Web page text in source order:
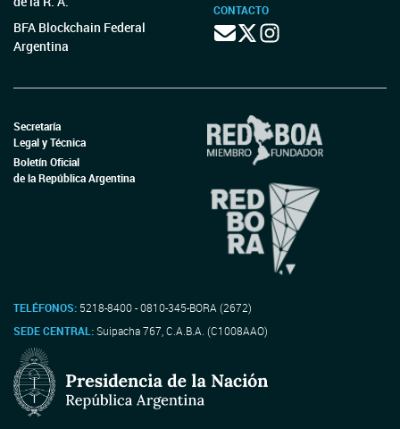
BFA Blockchain Federal
Argentina
CONTACTO
Secretaría
Legal y Técnica
Boletín Oficial
de la República Argentina
TELÉFONOS: 5218-8400 - 0810-345-BORA (2672)
SEDE CENTRAL:Suipacha 767, C.A.B.A. (C1008AAO)